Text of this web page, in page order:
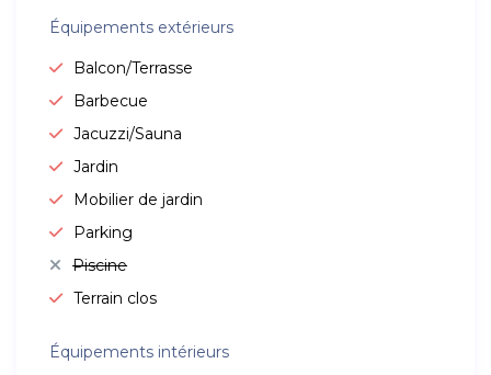
Équipements extérieurs
Balcon/Terrasse
Barbecue
Jacuzzi/Sauna
Jardin
Mobilier de jardin
Parking
Piscine
Terrain clos
Équipements intérieurs